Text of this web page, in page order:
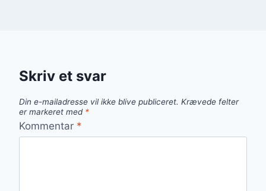
Skriv et svar
Din e-mailadresse vil ikke blive publiceret. Krævede felter
er markeret med *
Kommentar *